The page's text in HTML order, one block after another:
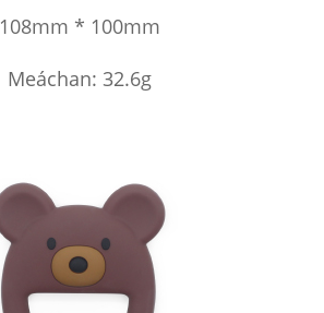
108mm * 100mm
Meáchan: 32.6g